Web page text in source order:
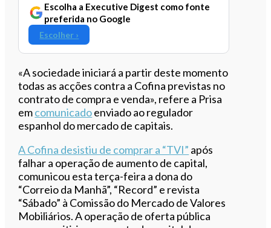
Escolha a Executive Digest como fonte
preferida no Google
Escolher ›
«A sociedade iniciará a partir deste momento
todas as acções contra a Cofina previstas no
contrato de compra e venda», refere a Prisa
emcomunicadoenviado ao regulador
espanhol do mercado de capitais.
A Cofina desistiu de comprar a “TVI” após
falhar a operação de aumento de capital,
comunicou esta terça-feira a dona do
“Correio da Manhã”, “Record” e revista
“Sábado” à Comissão do Mercado de Valores
Mobiliários. A operação de oferta pública